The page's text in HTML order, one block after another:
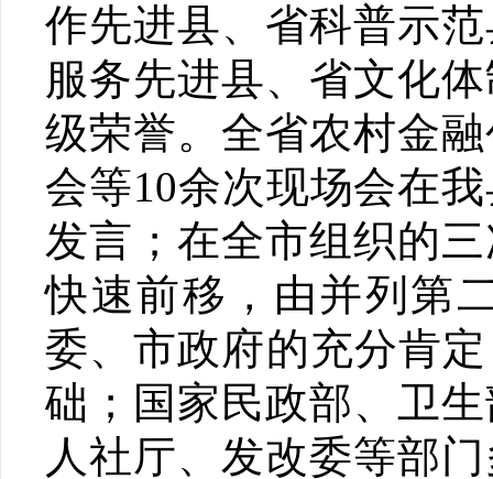
作先进县、省科普示
服务先进县、省文化
级荣誉。全省农村金
会等10余次现场会在
发言；在全市组织的
快速前移，由并列第
委、市政府的充分肯
础；国家民政部、卫
人社厅、发改委等部